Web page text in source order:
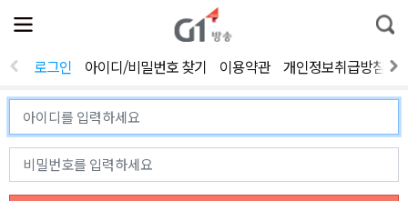
전
체
뉴
열
통
합
색
로그인 아이디/비밀번호 찾기 이용약관 개인정보취급방침